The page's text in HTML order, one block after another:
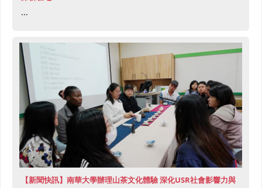
...
【新聞快訊】南華大學辦理山茶文化體驗 深化USR社會影響力與